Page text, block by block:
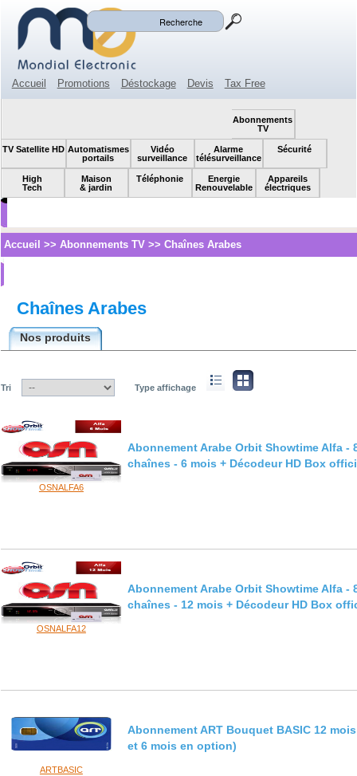
Mon compte
Accueil Promotions Déstockage Devis
Tax Free
Abonnements
TV
TV Satellite HD Automatismes
portails
Vidéo
surveillance
Alarme
télésurveillance
Sécurité
High
Tech
Maison
& jardin
Téléphonie
Energie
Renouvelable
Appareils
électriques
Accueil >> Abonnements TV>> Chaînes Arabes
Chaînes Arabes
Nos produits
Tri Type affichage
OSNALFA6
Abonnement Arabe Orbit Showtime Alfa -
chaînes - 6 mois + Décodeur HD Box
OSNALFA12
Abonnement Arabe Orbit Showtime Alfa -
chaînes - 12 mois + Décodeur HD Box
ARTBASIC
Abonnement ART Bouquet BASIC 12
et 6 mois en option)